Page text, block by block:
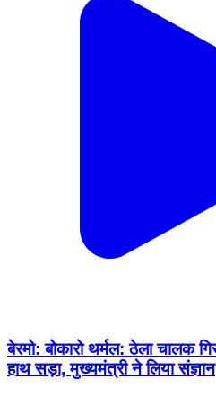
बेरमो: बोकारो थर्मल: ठेला चालक
हाथ सड़ा, मुख्यमंत्री ने लिया संज्ञान